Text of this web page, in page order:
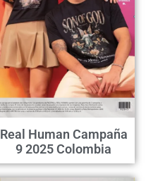
Real Human Campaña
9 2025 Colombia